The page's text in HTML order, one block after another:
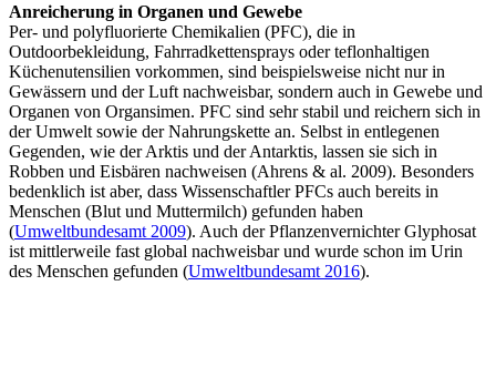
Anreicherung in Organen und Gewebe
Per- und polyfluorierte Chemikalien (PFC), die in
Outdoorbekleidung, Fahrradkettensprays oder teflonhaltigen
Küchenutensilien vorkommen, sind beispielsweise nicht nur in
Gewässern und der Luft nachweisbar, sondern auch in Gewebe und
Organen von Organsimen. PFC sind sehr stabil und reichern sich in
der Umwelt sowie der Nahrungskette an. Selbst in entlegenen
Gegenden, wie der Arktis und der Antarktis, lassen sie sich in
Robben und Eisbären nachweisen (Ahrens & al. 2009). Besonders
bedenklich ist aber, dass Wissenschaftler PFCs auch bereits in
Menschen (Blut und Muttermilch) gefunden haben
(Umweltbundesamt 2009). Auch der Pflanzenvernichter Glyphosat
ist mittlerweile fast global nachweisbar und wurde schon im Urin
des Menschen gefunden (Umweltbundesamt 2016).